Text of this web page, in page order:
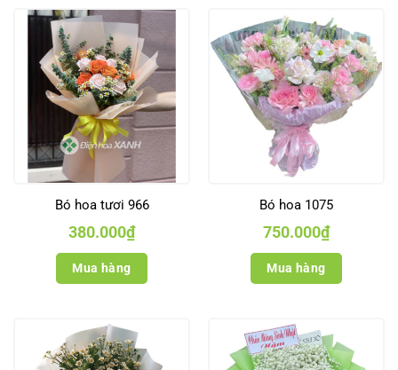
Bó hoa tươi 966
380.000₫
Mua hàng
Bó hoa 1075
750.000₫
Mua hàng